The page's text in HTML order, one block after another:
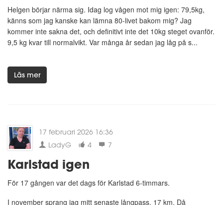
Helgen börjar närma sig. Idag log vågen mot mig igen: 79,5kg,
känns som jag kanske kan lämna 80-livet bakom mig? Jag
kommer inte sakna det, och definitivt inte det 10kg steget ovanför.
9,5 kg kvar till normalvikt. Var många år sedan jag låg på s...
Läs mer
17 februari 2026 16:36
LadyG
4 7
Karlstad igen
För 17 gången var det dags för Karlstad 6-timmars.
I november sprang jag mitt senaste långpass. 17 km. Då